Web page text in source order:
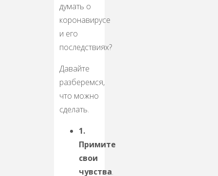
думать о
коронавирусе
и его
последствиях?
Давайте
разберемся,
что можно
сделать.
1.
Примите
свои
чувства.